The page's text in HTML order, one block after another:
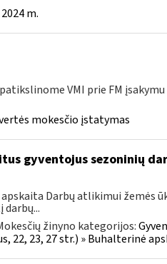
m.
VMI prie FM įsakymu
mokesčio įstatymas
gyventojus sezoninių
Darbų atlikimui žemės
žinyno kategorijos:
22, 23, 27 str.) » Buhalterinė